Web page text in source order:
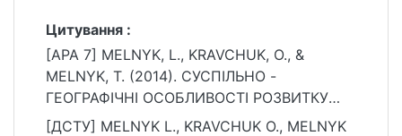
Цитування :
[APA 7] MELNYK, L., KRAVCHUK, O., &
MELNYK, T. (2014). СУСПІЛЬНО -
ГЕОГРАФІЧНІ ОСОБЛИВОСТІ РОЗВИТКУ
ЗЕРНОПРОМИСЛОВОГО КОМПЛЕКСУ
[ДСТУ] MELNYK L., KRAVCHUK O., MELNYK